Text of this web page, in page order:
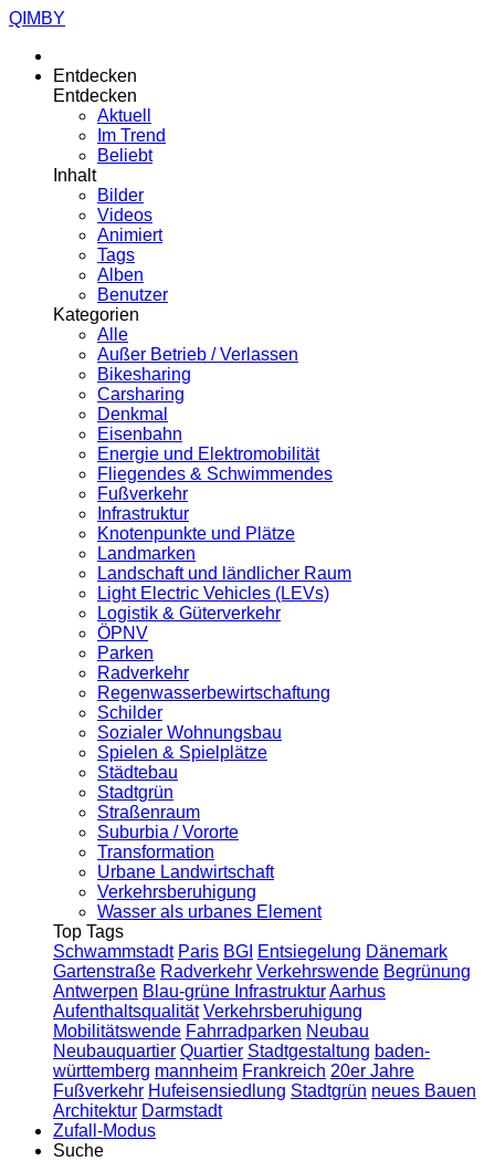
QIMBY
Entdecken
Entdecken
Aktuell
Im Trend
Beliebt
Inhalt
Bilder
Videos
Animiert
Tags
Alben
Benutzer
Kategorien
Alle
Außer Betrieb / Verlassen
Bikesharing
Carsharing
Denkmal
Eisenbahn
Energie und Elektromobilität
Fliegendes & Schwimmendes
Fußverkehr
Infrastruktur
Knotenpunkte und Plätze
Landmarken
Landschaft und ländlicher Raum
Light Electric Vehicles (LEVs)
Logistik & Güterverkehr
ÖPNV
Parken
Radverkehr
Regenwasserbewirtschaftung
Schilder
Sozialer Wohnungsbau
Spielen & Spielplätze
Städtebau
Stadtgrün
Straßenraum
Suburbia / Vororte
Transformation
Urbane Landwirtschaft
Verkehrsberuhigung
Wasser als urbanes Element
Top Tags
Schwammstadt Paris BGI Entsiegelung Dänemark
Gartenstraße Radverkehr Verkehrswende Begrünung
Antwerpen Blau-grüne InfrastrukturAarhus
Aufenthaltsqualität Verkehrsberuhigung
Mobilitätswende Fahrradparken Neubau
Neubauquartier Quartier Stadtgestaltung baden-
württemberg mannheim Frankreich 20er Jahre
Fußverkehr Hufeisensiedlung Stadtgrün neues Bauen
Architektur Darmstadt
Zufall-Modus
Suche